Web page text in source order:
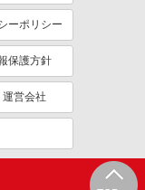
ーポリシー
保護方針
営会社